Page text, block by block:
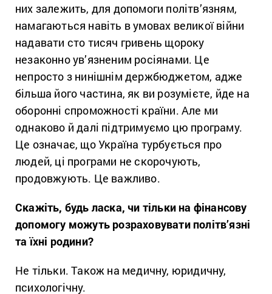
них залежить, для допомоги політв’язням,
намагаються навіть в умовах великої війни
надавати сто тисяч гривень щороку
незаконно ув’язненим росіянами. Це
непросто з нинішнім держбюджетом, адже
більша його частина, як ви розумієте, йде на
оборонні спроможності країни. Але ми
однаково й далі підтримуємо цю програму.
Це означає, що Україна турбується про
людей, ці програми не скорочують,
продовжують. Це важливо.
Скажіть, будь ласка, чи тільки на фінансову
допомогу можуть розраховувати політв’язні
та їхні родини?
Не тільки. Також на медичну, юридичну,
психологічну.